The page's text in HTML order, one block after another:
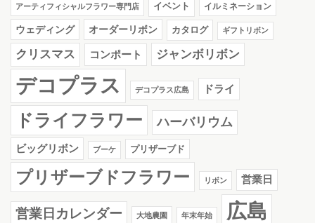
アーティフィシャルフラワー専門店 イベント イルミネーション
ウェディング オーダーリボン カタログ ギフトリボン
クリスマス コンポート ジャンボリボン
デコプラス デコプラス広島 ドライ
ドライフラワー ハーバリウム
ビッグリボン ブーケ プリザーブド
プリザーブドフラワー リボン 営業日
営業日カレンダー 大地農園 年末年始 広島